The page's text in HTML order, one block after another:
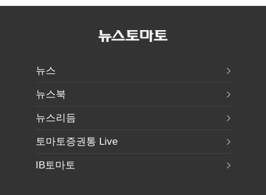
이어진다
바로 매출로
3분의 1 토막…
뉴스
뉴스북
뉴스리듬
토마토증권통 Live
IB토마토